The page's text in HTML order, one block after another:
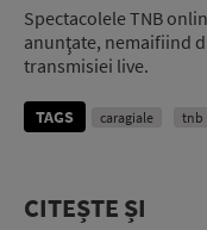
Spectacolele TNB
anunţate, nemaifiind
transmisiei live.
TAGS caragiale tnb
CITEȘTE ȘI